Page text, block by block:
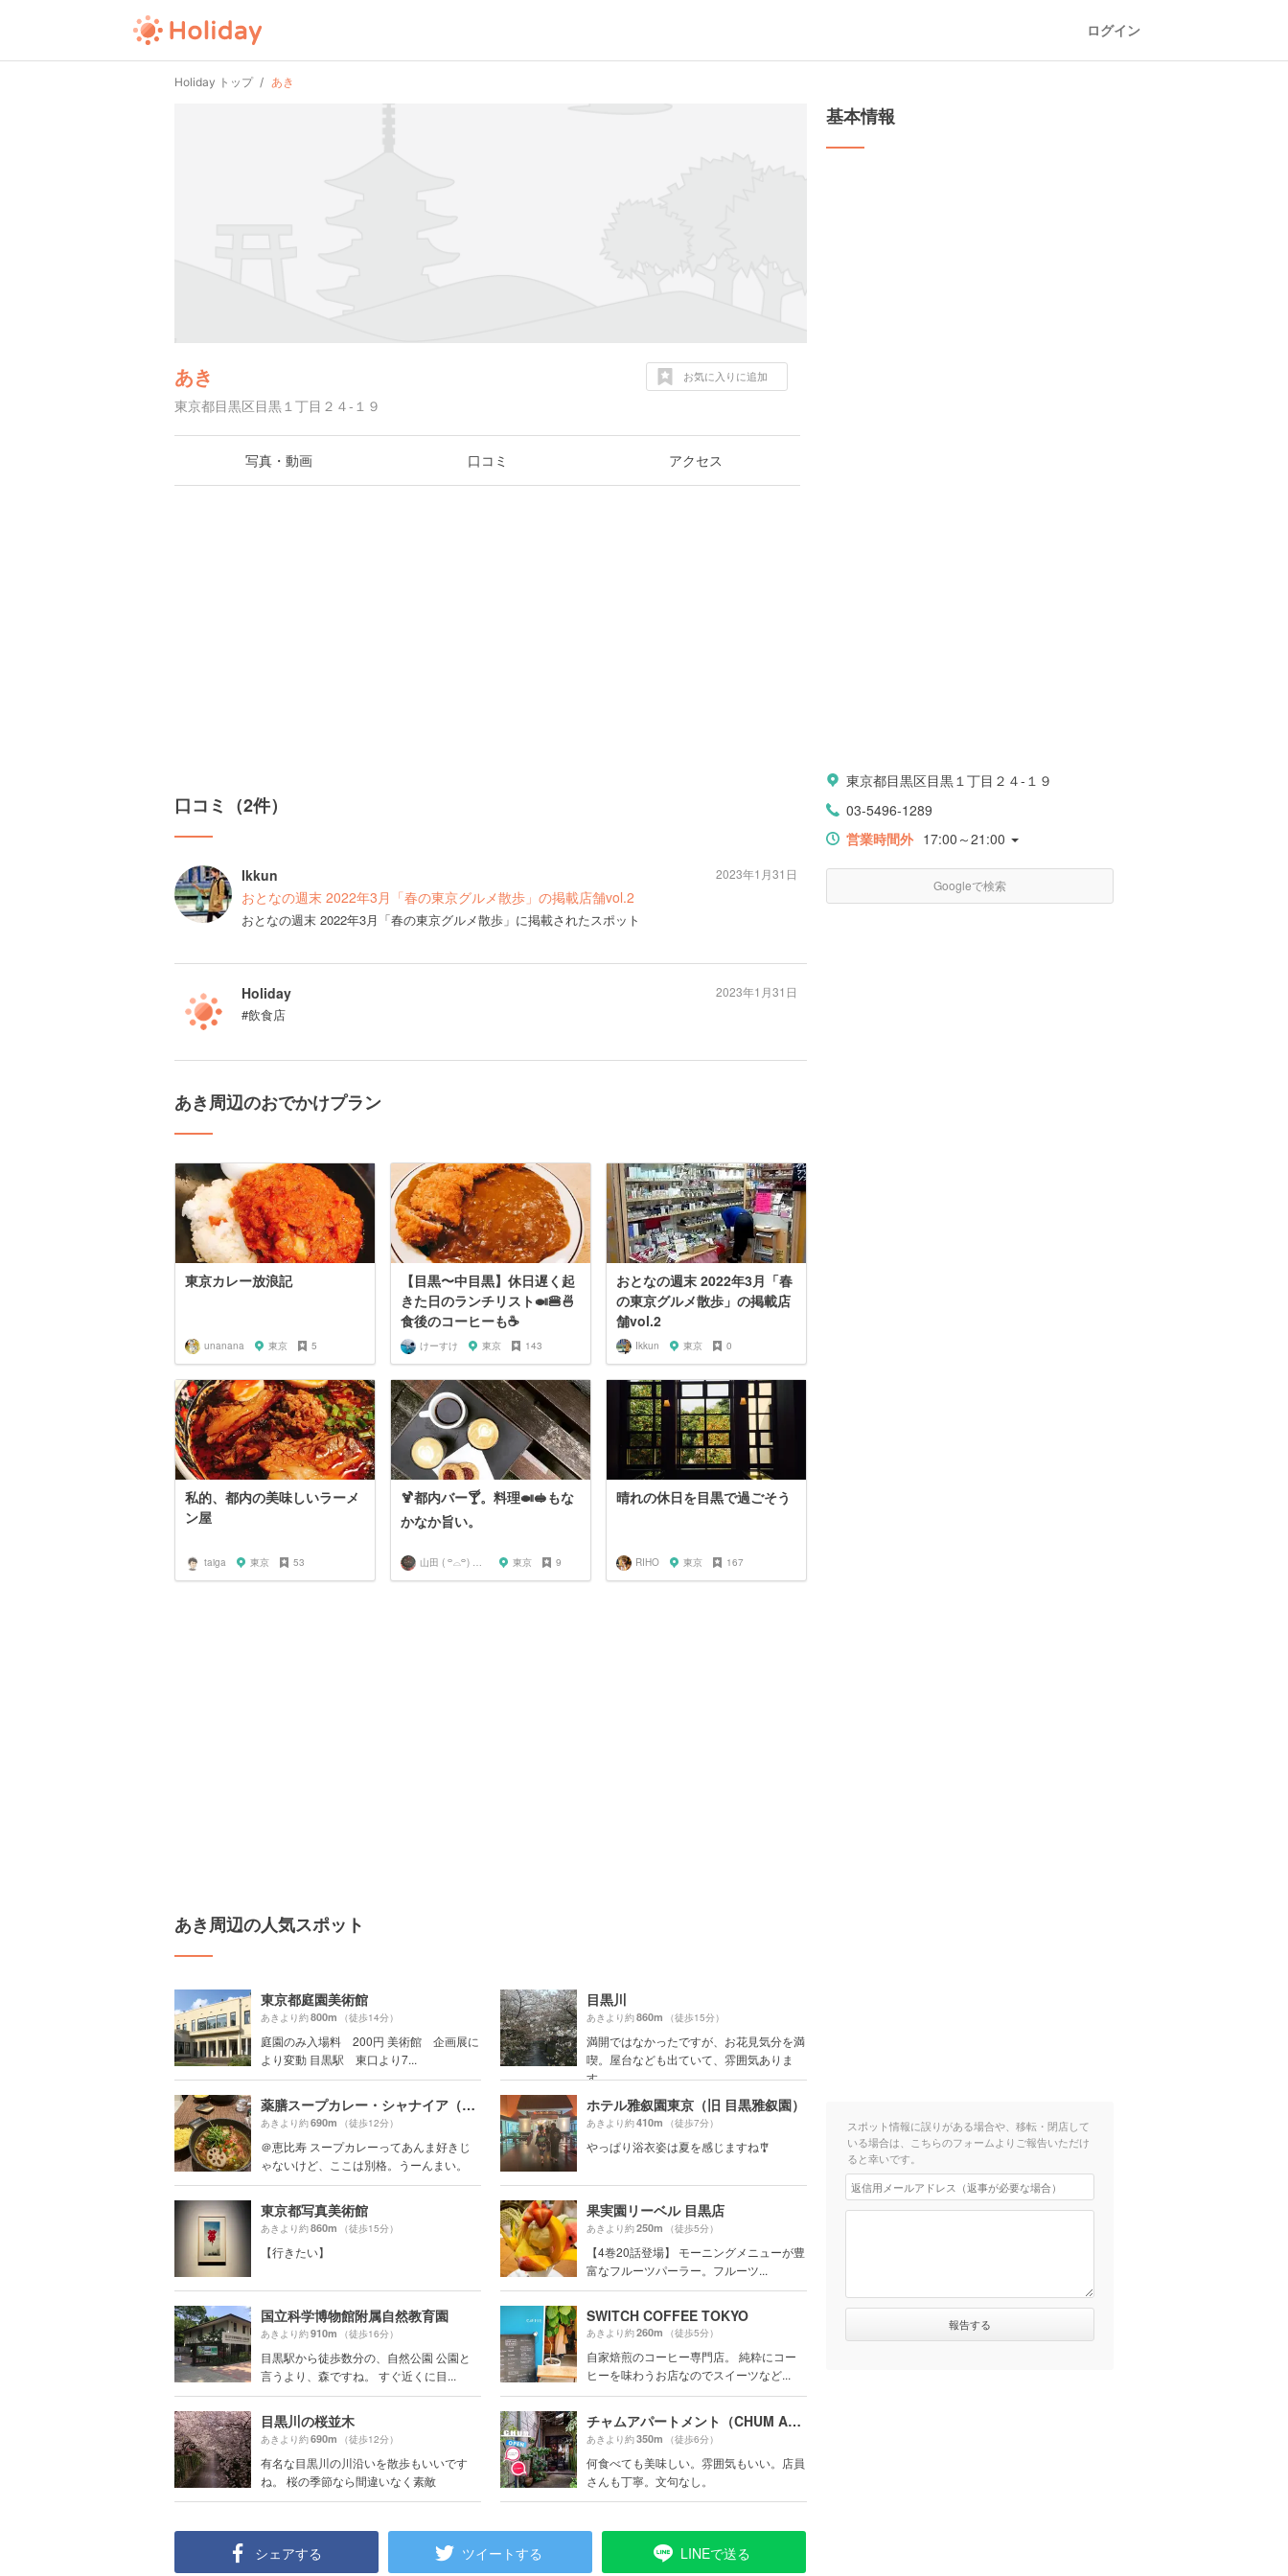
ログイン
Holiday トップ あき
あき
東京都目黒区目黒１丁目２４-１９
お気に入りに追加
写真・動画 口コミ アクセス
口コミ（2件）
Ikkun
おとなの週末 2022年3月「春の東京グルメ散歩」の掲載店舗vol.2
おとなの週末 2022年3月「春の東京グルメ散歩」に掲載されたスポット
2023年1月31日
Holiday
#飲食店
2023年1月31日
あき周辺のおでかけプラン
東京カレー放浪記
unanana 東京 5
【目黒〜中目黒】休日遅く起
きた日のランチリスト🍛🍔🍜
食後のコーヒーも☕️
けーすけ 東京 143
おとなの週末 2022年3月「春
の東京グルメ散歩」の掲載店
舗vol.2
Ikkun 東京 0
私的、都内の美味しいラーメ
ン屋
taiga 東京 53
🍹都内バー🍸。料理🍛🥪もな
かなか旨い。
山田 ( ꒪⌓꒪) ストレンジ 東京 9
晴れの休日を目黒で過ごそう
RIHO 東京 167
あき周辺の人気スポット
東京都庭園美術館
あきより約800m （徒歩14分）
庭園のみ入場料 200円 美術館 企画展に
より変動 目黒駅 東口より7...
目黒川
あきより約860m （徒歩15分）
満開ではなかったですが、お花見気分を満
喫。屋台なども出ていて、雰囲気ありま
す。
薬膳スープカレー・シャナイア（Shania）
あきより約690m （徒歩12分）
＠恵比寿 スープカレーってあんま好きじ
ゃないけど、ここは別格。うーんまい。
ホテル雅叙園東京（旧 目黒雅叙園）
あきより約410m （徒歩7分）
やっぱり浴衣姿は夏を感じますね🎐
東京都写真美術館
あきより約860m （徒歩15分）
【行きたい】
果実園リーベル 目黒店
あきより約250m （徒歩5分）
【4巻20話登場】 モーニングメニューが豊
富なフルーツパーラー。フルーツ...
国立科学博物館附属自然教育園
あきより約910m （徒歩16分）
目黒駅から徒歩数分の、自然公園 公園と
言うより、森ですね。 すぐ近くに目...
SWITCH COFFEE TOKYO
あきより約260m （徒歩5分）
自家焙煎のコーヒー専門店。 純粋にコー
ヒーを味わうお店なのでスイーツなど...
目黒川の桜並木
あきより約690m （徒歩12分）
有名な目黒川の川沿いを散歩もいいです
ね。 桜の季節なら間違いなく素敵
チャムアパートメント（CHUM APARTMENT）
あきより約350m （徒歩6分）
何食べても美味しい。雰囲気もいい。店員
さんも丁寧。文句なし。
シェアする ツイートする LINEで送る
基本情報
東京都目黒区目黒１丁目２４-１９
03-5496-1289
営業時間外 17:00～21:00
Googleで検索
スポット情報に誤りがある場合や、移転・閉店して
いる場合は、こちらのフォームよりご報告いただけ
ると幸いです。